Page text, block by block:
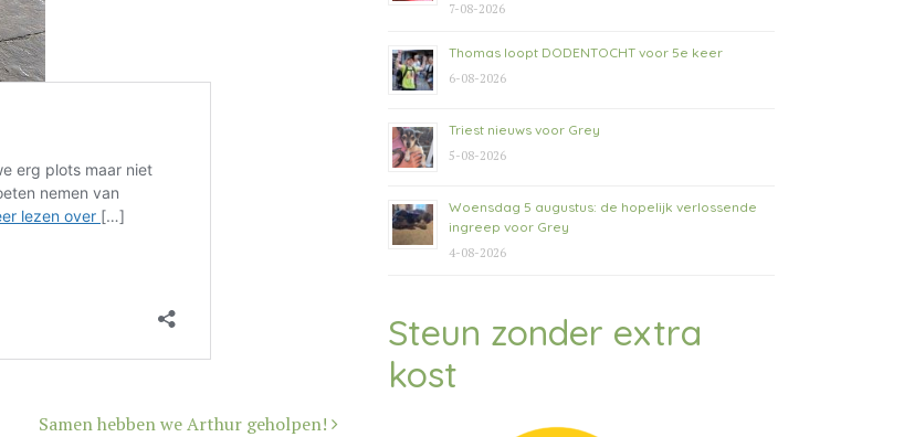
Samen hebben we Arthur geholpen!
7-08-2026
Thomas loopt DODENTOCHT voor 5e keer
6-08-2026
Triest nieuws voor Grey
5-08-2026
Woensdag 5 augustus: de hopelijk verlossende
ingreep voor Grey
4-08-2026
Steun zonder extra
kost